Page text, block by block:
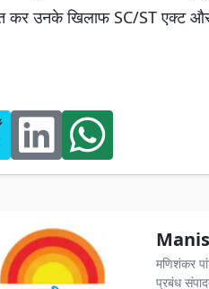
कर उनके खिलाफ SC/ST एक्ट और
मणिशंकर
प्रबंध